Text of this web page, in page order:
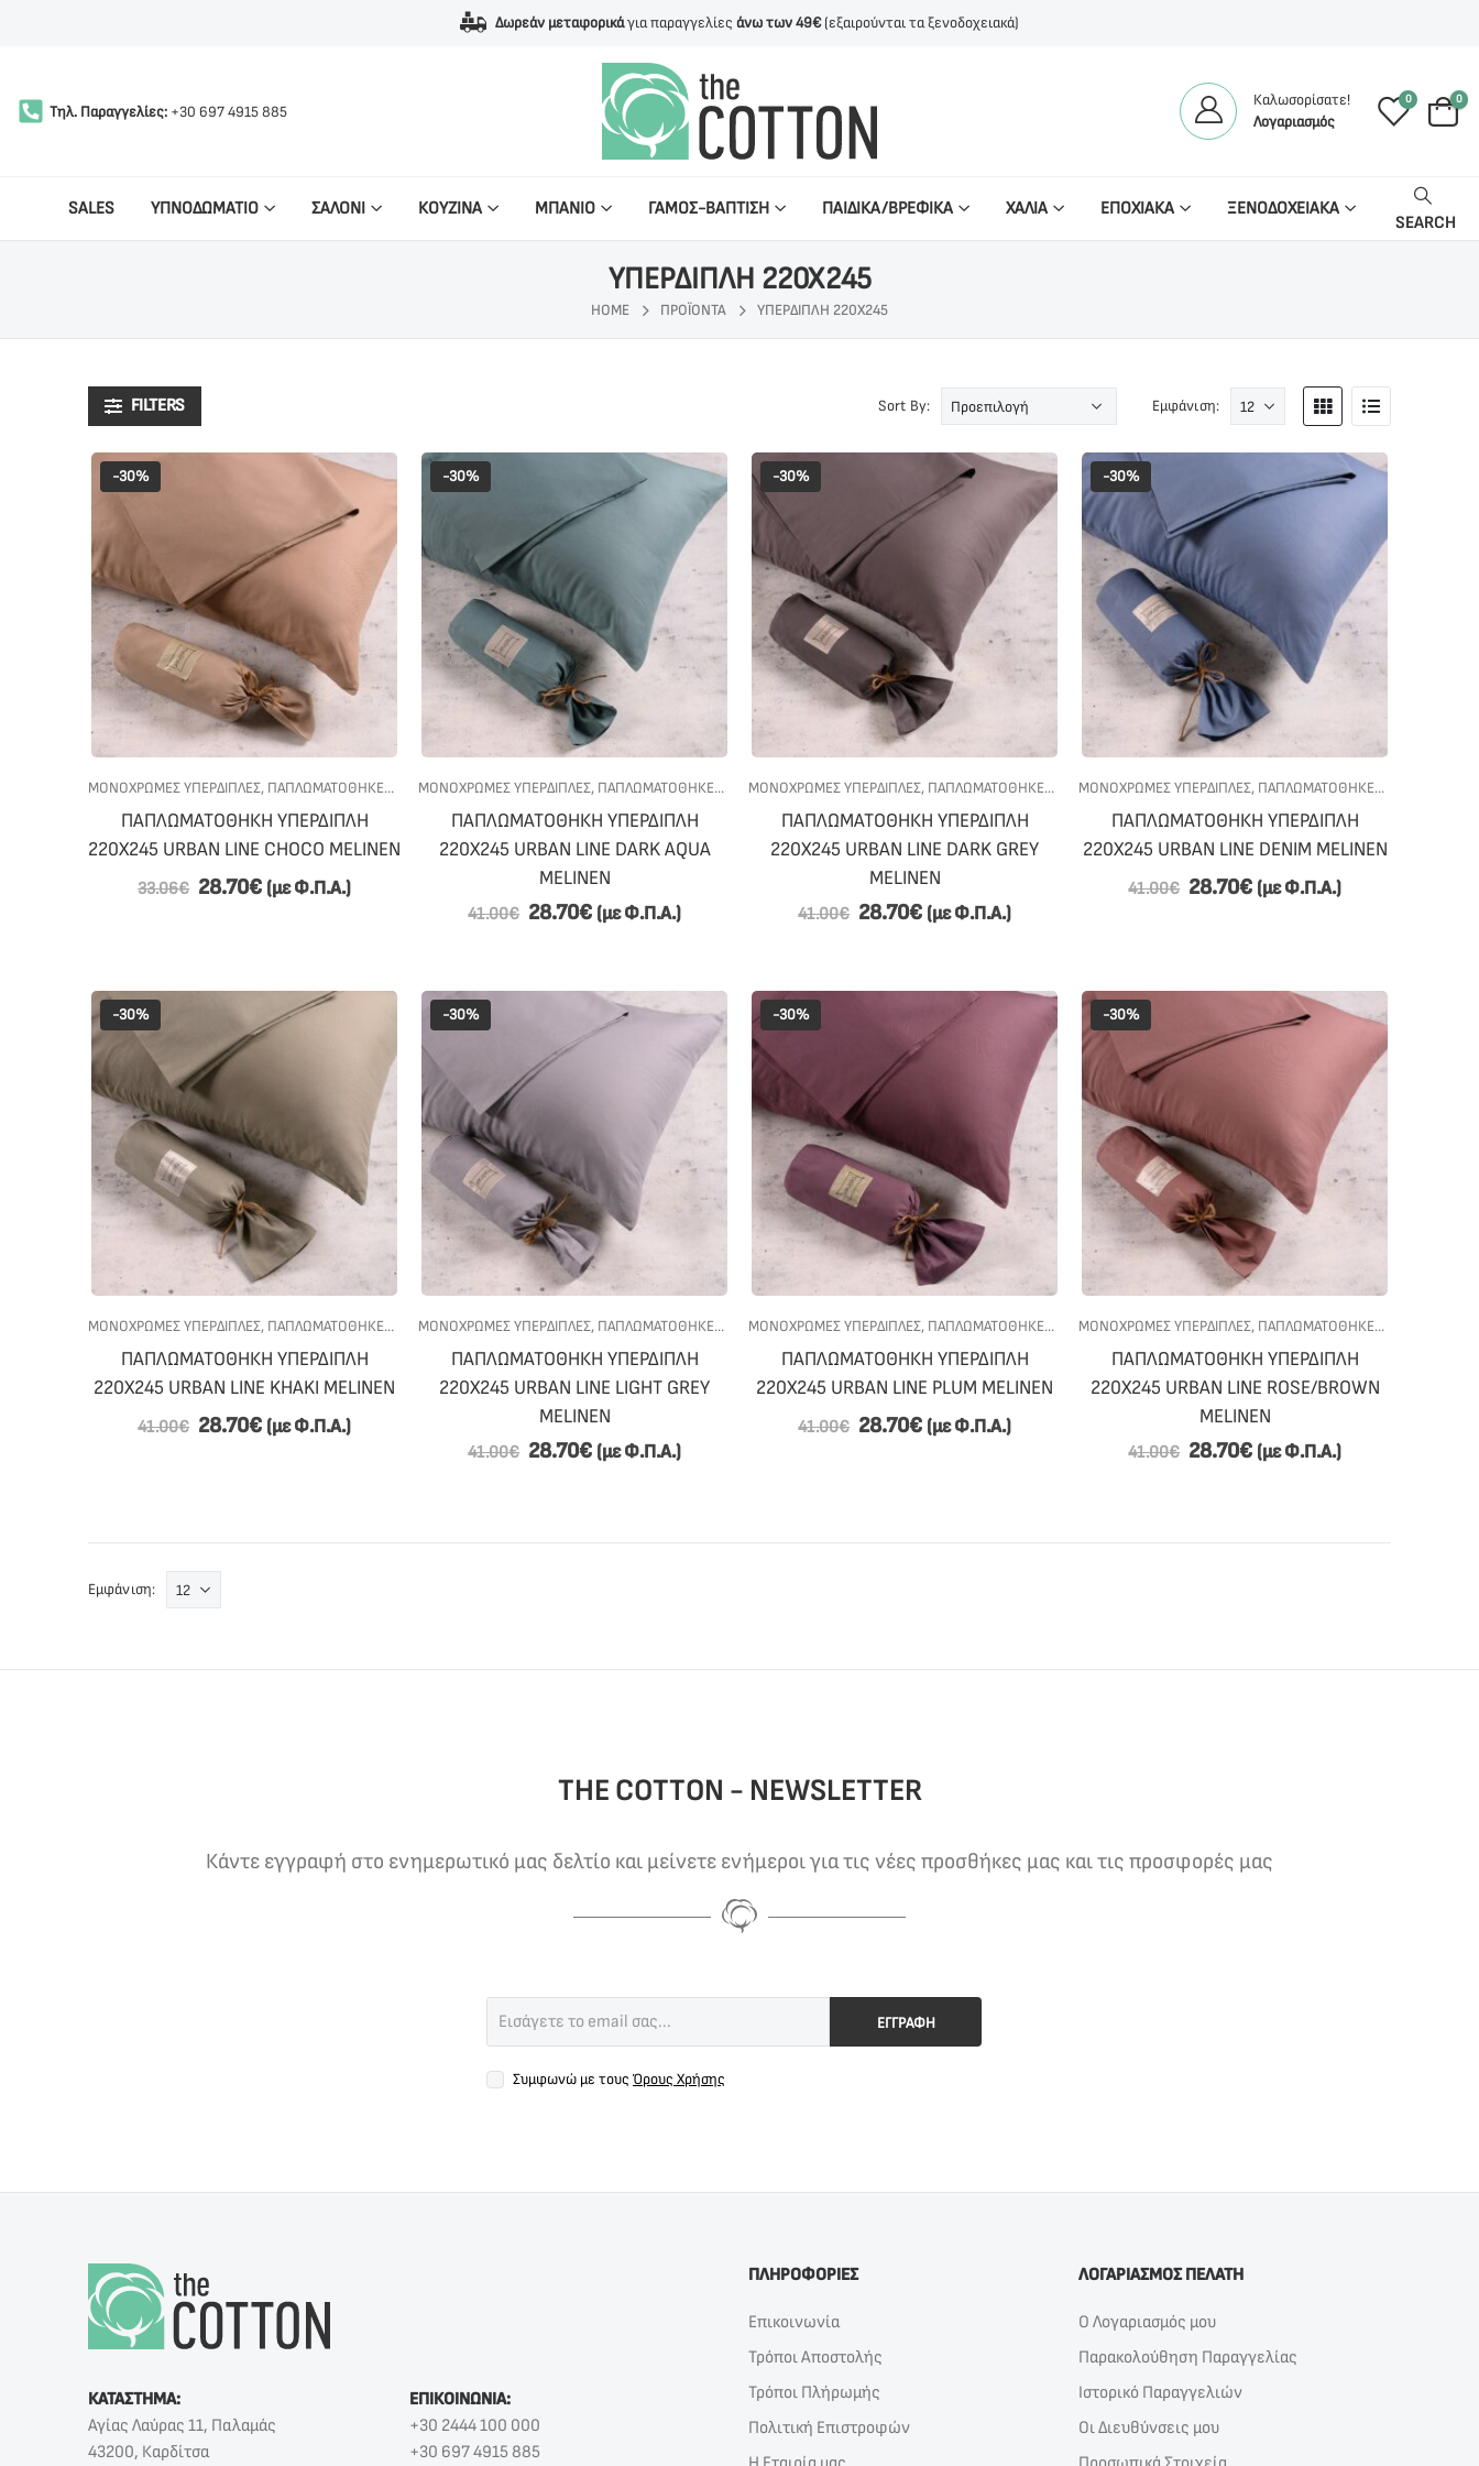
Δωρεάν μεταφορικάγια παραγγελίες άνω των 49€(εξαιρούνται τα ξενοδοχειακά)
Τηλ. Παραγγελίες: +30 697 4915 885
Καλωσορίσατε!
Λογαριασμός
0 0
SALES ΥΠΝΟΔΩΜΑΤΙΟ ΣΑΛΟΝΙ ΚΟΥΖΙΝΑ ΜΠΑΝΙΟ ΓΑΜΟΣ-ΒΑΠΤΙΣΗ ΠΑΙΔΙΚΑ/ΒΡΕΦΙΚΑ ΧΑΛΙΑ ΕΠΟΧΙΑΚΑ ΞΕΝΟΔΟΧΕΙΑΚΑ
SEARCH
ΥΠΕΡΔΙΠΛΗ 220Χ245
HOME ΠΡΟΪΌΝΤΑ ΥΠΕΡΔΙΠΛΗ 220Χ245
FILTERS Sort By: Εμφάνιση:
-30%
ΜΟΝΟΧΡΩΜΕΣ ΥΠΕΡΔΙΠΛΕΣ, ΠΑΠΛΩΜΑΤΟΘΗΚΕΣ , ΠΡΟΣΦΟΡΕΣ,ΥΠΝΟΔΩΜΑΤΙΟ
ΠΑΠΛΩΜΑΤΟΘΗΚΗ ΥΠΕΡΔΙΠΛΗ
220Χ245 URBAN LINE CHOCO MELINEN
33.06€ 28.70€ (με Φ.Π.Α.)
-30%
ΜΟΝΟΧΡΩΜΕΣ ΥΠΕΡΔΙΠΛΕΣ, ΠΑΠΛΩΜΑΤΟΘΗΚΕΣ , ΠΡΟΣΦΟΡΕΣ,ΥΠΝΟΔΩΜΑΤΙΟ
ΠΑΠΛΩΜΑΤΟΘΗΚΗ ΥΠΕΡΔΙΠΛΗ
220Χ245 URBAN LINE DARK AQUA
MELINEN
41.00€ 28.70€ (με Φ.Π.Α.)
-30%
ΜΟΝΟΧΡΩΜΕΣ ΥΠΕΡΔΙΠΛΕΣ, ΠΑΠΛΩΜΑΤΟΘΗΚΕΣ , ΠΡΟΣΦΟΡΕΣ,ΥΠΝΟΔΩΜΑΤΙΟ
ΠΑΠΛΩΜΑΤΟΘΗΚΗ ΥΠΕΡΔΙΠΛΗ
220Χ245 URBAN LINE DARK GREY
MELINEN
41.00€ 28.70€ (με Φ.Π.Α.)
-30%
ΜΟΝΟΧΡΩΜΕΣ ΥΠΕΡΔΙΠΛΕΣ, ΠΑΠΛΩΜΑΤΟΘΗΚΕΣ ,
ΠΑΠΛΩΜΑΤΟΘΗΚΗ ΥΠΕΡΔΙΠΛΗ
220Χ245 URBAN LINE DENIM MELINEN
41.00€ 28.70€ (με Φ.Π.Α.)
-30%
ΜΟΝΟΧΡΩΜΕΣ ΥΠΕΡΔΙΠΛΕΣ, ΠΑΠΛΩΜΑΤΟΘΗΚΕΣ , ΠΡΟΣΦΟΡΕΣ,ΥΠΝΟΔΩΜΑΤΙΟ
ΠΑΠΛΩΜΑΤΟΘΗΚΗ ΥΠΕΡΔΙΠΛΗ
220Χ245 URBAN LINE KHAKI MELINEN
41.00€ 28.70€ (με Φ.Π.Α.)
-30%
ΜΟΝΟΧΡΩΜΕΣ ΥΠΕΡΔΙΠΛΕΣ, ΠΑΠΛΩΜΑΤΟΘΗΚΕΣ , ΠΡΟΣΦΟΡΕΣ,ΥΠΝΟΔΩΜΑΤΙΟ
ΠΑΠΛΩΜΑΤΟΘΗΚΗ ΥΠΕΡΔΙΠΛΗ
220Χ245 URBAN LINE LIGHT GREY
MELINEN
41.00€ 28.70€ (με Φ.Π.Α.)
-30%
ΜΟΝΟΧΡΩΜΕΣ ΥΠΕΡΔΙΠΛΕΣ, ΠΑΠΛΩΜΑΤΟΘΗΚΕΣ , ΠΡΟΣΦΟΡΕΣ,ΥΠΝΟΔΩΜΑΤΙΟ
ΠΑΠΛΩΜΑΤΟΘΗΚΗ ΥΠΕΡΔΙΠΛΗ
220Χ245 URBAN LINE PLUM MELINEN
41.00€ 28.70€ (με Φ.Π.Α.)
-30%
ΜΟΝΟΧΡΩΜΕΣ ΥΠΕΡΔΙΠΛΕΣ, ΠΑΠΛΩΜΑΤΟΘΗΚΕΣ ,
ΠΑΠΛΩΜΑΤΟΘΗΚΗ ΥΠΕΡΔΙΠΛΗ
220Χ245 URBAN LINE ROSE/BROWN
MELINEN
41.00€ 28.70€ (με Φ.Π.Α.)
Εμφάνιση:
THE COTTON - NEWSLETTER
Κάντε εγγραφή στο ενημερωτικό μας δελτίο και μείνετε ενήμεροι για τις νέες προσθήκες μας και τις προσφορές μας
ΕΓΓΡΑΦΗ
Συμφωνώ με τους Όρους Χρήσης
ΚΑΤΑΣΤΗΜΑ:
Αγίας Λαύρας 11, Παλαμάς
43200, Καρδίτσα
ΕΠΙΚΟΙΝΩΝΙΑ:
+30 2444 100 000
+30 697 4915 885
ΠΛΗΡΟΦΟΡΙΕΣ
Επικοινωνία
Τρόποι Αποστολής
Τρόποι Πλήρωμής
Πολιτική Επιστροφών
ΛΟΓΑΡΙΑΣΜΟΣ ΠΕΛΑΤΗ
Ο Λογαριασμός μου
Παρακολούθηση Παραγγελίας
Ιστορικό Παραγγελιών
Οι Διευθύνσεις μου